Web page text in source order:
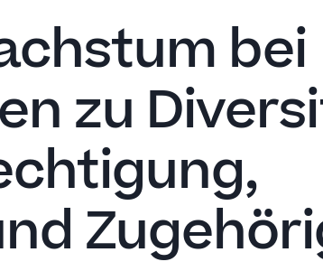
bei
zu